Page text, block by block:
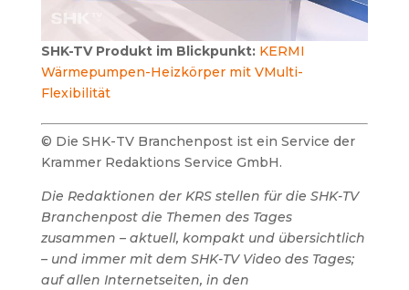
SHK-TV Produkt im Blickpunkt: KERMI
Wärmepumpen-Heizkörper mit VMulti-
Flexibilität
© Die SHK-TV Branchenpost ist ein Service der
Krammer Redaktions Service GmbH.
Die Redaktionen der KRS stellen für die SHK-TV
Branchenpost die Themen des Tages
zusammen – aktuell, kompakt und übersichtlich
– und immer mit dem SHK-TV Video des Tages;
auf allen Internetseiten, in den